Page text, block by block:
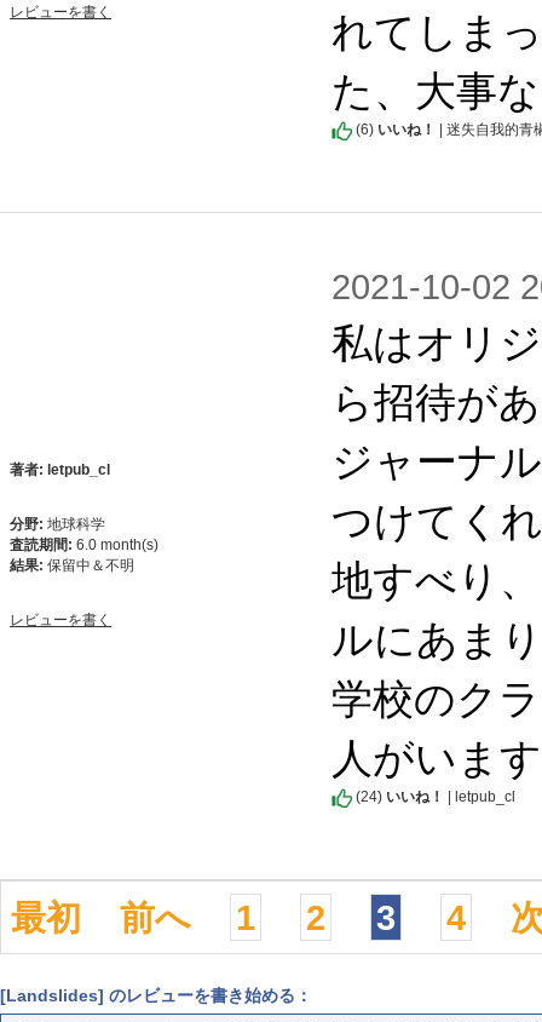
レビューを書く
れてしま
た、大事
(6) いいね！ | 迷失自我的青
著者: letpub_cl
分野: 地球科学
査読期間: 6.0 month(s)
結果: 保留中＆不明
レビューを書く
2021-10-02
私はオリ
ら招待が
ジャーナ
つけてく
地すべり
ルにあま
学校のク
人がいます
(24) いいね！ | letpub_cl
最初 前へ 1 2 3 4
[Landslides] のレビューを書き始める：